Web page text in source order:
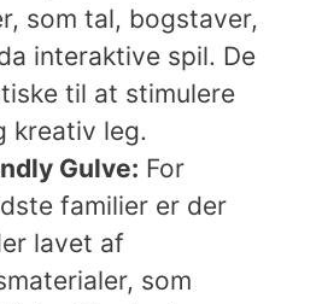
som tal, bogstaver,
interaktive spil. De
til at stimulere
kreativ leg.
Gulve: For
familier er der
lavet af
som